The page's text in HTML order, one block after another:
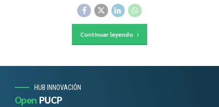
Continuar leyendo
HUB INNOVACIÓN
Open PUCP